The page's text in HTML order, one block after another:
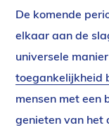
De komende
elkaar aan de
universele
toegankelijkheid
mensen met een
genieten van het